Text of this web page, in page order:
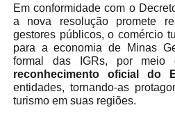
Em conformidade com o
a nova resolução promete
gestores públicos, o comércio
para a economia de Minas
formal das IGRs, por
reconhecimento oficial do
entidades, tornando-as
turismo em suas regiões.